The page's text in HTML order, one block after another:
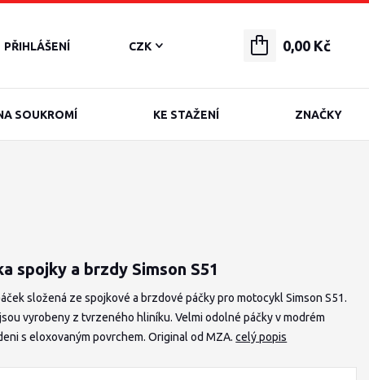
SOUKROMÍ KE STAŽENÍ ZNAČKY
CZK
PŘIHLÁŠENÍ 0,00 Kč
spojky a brzdy Simson S51
složená ze spojkové a brzdové páčky pro motocykl Simson S51.
vyrobeny z tvrzeného hliníku. Velmi odolné páčky v modrém
s eloxovaným povrchem. Original od MZA.celý popis